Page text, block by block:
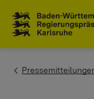
You are here: